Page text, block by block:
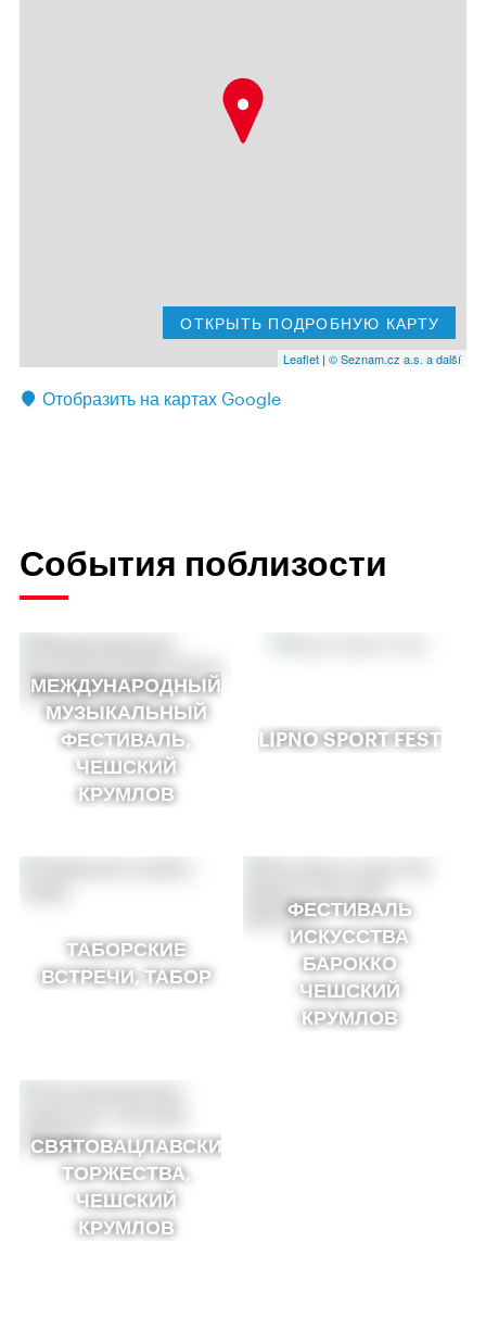
ОТКРЫТЬ ПОДРОБНУЮ КАРТУ
Leaflet | © Seznam.cz a.s. a další
Отобразить на картах Google
События поблизости
МЕЖДУНАРОДНЫЙ
МУЗЫКАЛЬНЫЙ
ФЕСТИВАЛЬ,
ЧЕШСКИЙ
КРУМЛОВ
LIPNO SPORT FEST
ТАБОРСКИЕ
ВСТРЕЧИ, ТАБОР
ФЕСТИВАЛЬ
ИСКУССТВА
БАРОККО
ЧЕШСКИЙ
КРУМЛОВ
СВЯТОВАЦЛАВСКИЕ
ТОРЖЕСТВА,
ЧЕШСКИЙ
КРУМЛОВ